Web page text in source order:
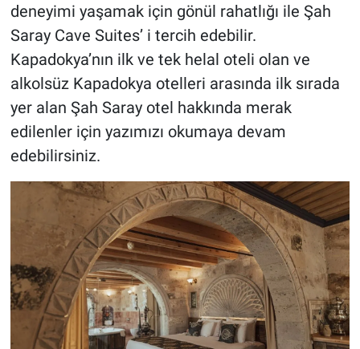
deneyimi yaşamak için gönül rahatlığı ile Şah
Saray Cave Suites’ i tercih edebilir.
Kapadokya’nın ilk ve tek helal oteli olan ve
alkolsüz Kapadokya otelleri arasında ilk sırada
yer alan Şah Saray otel hakkında merak
edilenler için yazımızı okumaya devam
edebilirsiniz.